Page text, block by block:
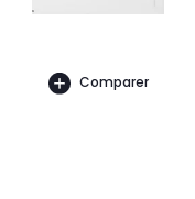
Comparer